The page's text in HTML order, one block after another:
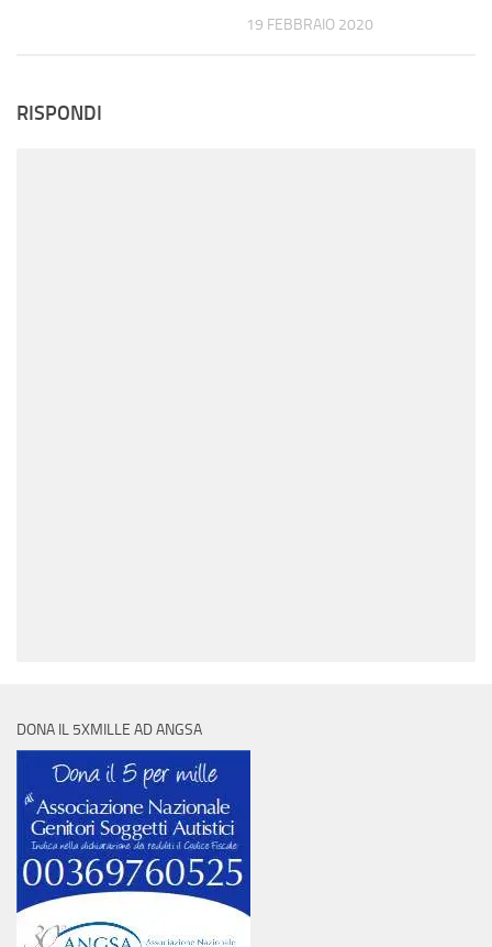
19 FEBBRAIO 2020
RISPONDI
DONA IL 5XMILLE AD ANGSA